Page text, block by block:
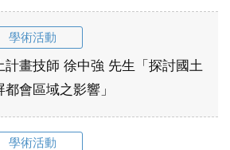
學術活動
計畫技師 徐中強 先生「探討國土
會區域之影響」
學術活動